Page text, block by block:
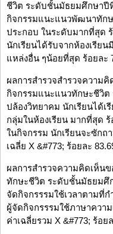
ชีวิต ระดับชั้นมัธยมศึกษาปี
กิจกรรมแนะแนวพัฒนาทัก
ประกอบ ในระดับมากที่สุด
นักเรียนได้รับจากห้องเรีย
แหล่งอื่น ๆน้อยที่สุด ร้อยละ
ผลการสำรวจสำรวจความ
กิจกรรมแนะแนวทักษะชีวิต
ปล้องวิทยาคม นักเรียนได้เ
กลุ่มในห้องเรียน มากที่สุด ร้
ในกิจกรรม นักเรียนจะซักถ
เฉลี่ย X &#773; ร้อยละ
ผลการสำรวจความคิดเห็น
ทักษะชีวิต ระดับชั้นมัธยมศึ
จัดกิจกรรรมใช้เวลาตามที่
ผู้จัดกิจกรรรมใช้ภาษาควา
ค่าเฉลี่ยรวม X &#773; ร้อย